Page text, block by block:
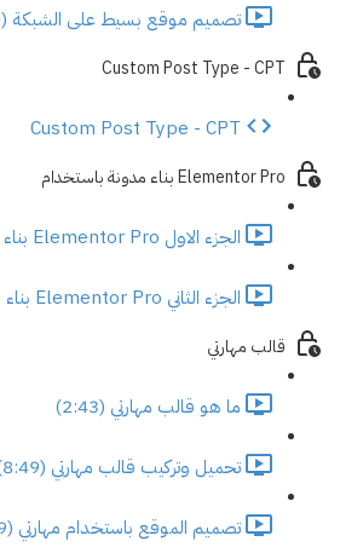
تصميم موقع بسيط على الشبكة (5:50)
Custom Post Type - CPT
Custom Post Type - CPT
Elementor Pro بناء مدونة باستخدام
الجزء الاول Elementor Pro بناء مدونة باستخدام (9:43)
الجزء الثاني Elementor Pro بناء مدونة باستخدام (31:50)
قالب مهارتي
ما هو قالب مهارتي (2:43)
تحميل وتركيب قالب مهارتي (8:49)
تصميم الموقع باستخدام مهارتي (13:49)